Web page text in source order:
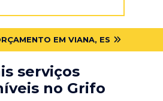
EM VIANA, ES
serviços
no Grifo